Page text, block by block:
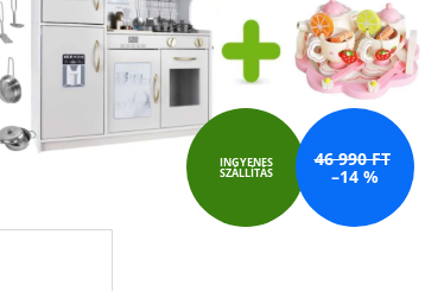
INGYENES
SZÁLLÍTÁS
46 990 FT
–14 %